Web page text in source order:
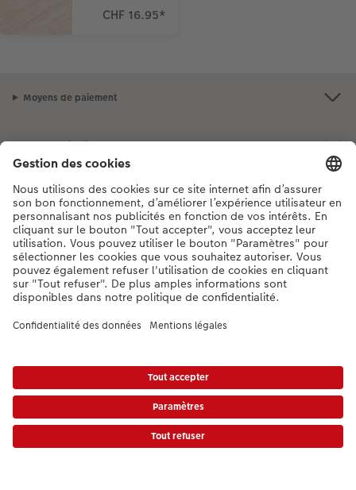
CHF 16.95*
Moyens de paiement
Mode de livraison
Qualité et sécurité
Développement durable
Services